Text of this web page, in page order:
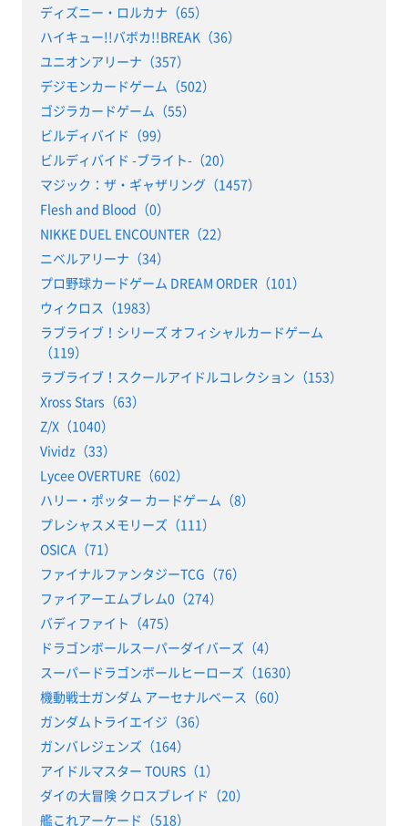
ディズニー・ロルカナ（65）
ハイキュー!!バボカ!!BREAK（36）
ユニオンアリーナ（357）
デジモンカードゲーム（502）
ゴジラカードゲーム（55）
ビルディバイド（99）
ビルディバイド -ブライト-（20）
マジック：ザ・ギャザリング（1457）
Flesh and Blood（0）
NIKKE DUEL ENCOUNTER（22）
ニベルアリーナ（34）
プロ野球カードゲーム DREAM ORDER（101）
ウィクロス（1983）
ラブライブ！シリーズ オフィシャルカードゲーム
（119）
ラブライブ！スクールアイドルコレクション（153）
Xross Stars（63）
Z/X（1040）
Vividz（33）
Lycee OVERTURE（602）
ハリー・ポッター カードゲーム（8）
プレシャスメモリーズ（111）
OSICA（71）
ファイナルファンタジーTCG（76）
ファイアーエムブレム0（274）
バディファイト（475）
ドラゴンボールスーパーダイバーズ（4）
スーパードラゴンボールヒーローズ（1630）
機動戦士ガンダム アーセナルベース（60）
ガンダムトライエイジ（36）
ガンバレジェンズ（164）
アイドルマスター TOURS（1）
ダイの大冒険 クロスブレイド（20）
艦これアーケード（518）